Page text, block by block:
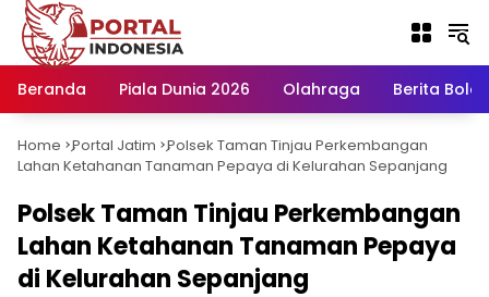
Langsung
konten
Beranda
Piala Dunia 2026 Olahraga Berita Bola
Home -
Portal Jatim -
Polsek Taman Tinjau Perkembangan
Lahan Ketahanan Tanaman Pepaya di Kelurahan Sepanjang
Polsek Taman Tinjau Perkembangan
Lahan Ketahanan Tanaman Pepaya
di Kelurahan Sepanjang